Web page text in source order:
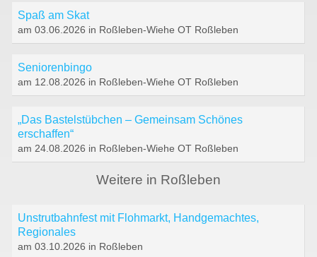
Spaß am Skat
am 03.06.2026 in Roßleben-Wiehe OT Roßleben
Seniorenbingo
am 12.08.2026 in Roßleben-Wiehe OT Roßleben
„Das Bastelstübchen – Gemeinsam Schönes
erschaffen“
am 24.08.2026 in Roßleben-Wiehe OT Roßleben
Weitere in Roßleben
Unstrutbahnfest mit Flohmarkt, Handgemachtes,
Regionales
am 03.10.2026 in Roßleben